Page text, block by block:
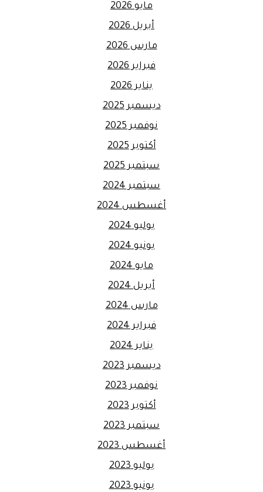
مايو 2026
أبريل 2026
مارس 2026
فبراير 2026
يناير 2026
ديسمبر 2025
نوفمبر 2025
أكتوبر 2025
سبتمبر 2025
سبتمبر 2024
أغسطس 2024
يوليو 2024
يونيو 2024
مايو 2024
أبريل 2024
مارس 2024
فبراير 2024
يناير 2024
ديسمبر 2023
نوفمبر 2023
أكتوبر 2023
سبتمبر 2023
أغسطس 2023
يوليو 2023
يونيو 2023